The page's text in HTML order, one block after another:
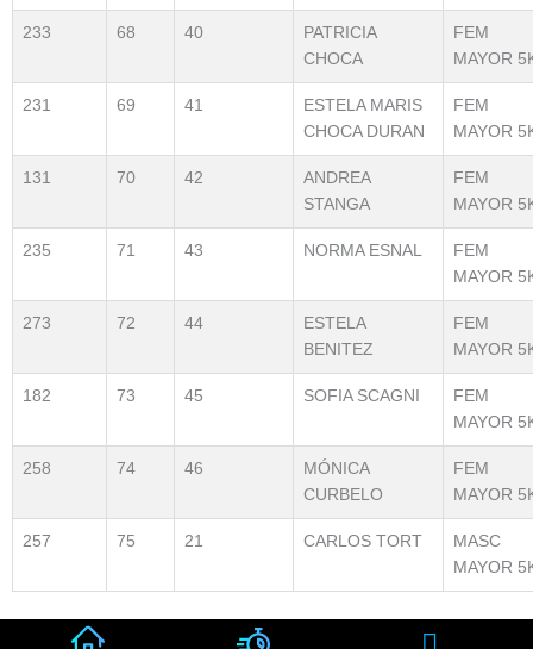
233 68 40
PATRICIA
CHOCA
FEM
MAYOR
231 69 41
ESTELA MARIS
CHOCA DURAN
FEM
MAYOR
131 70 42
ANDREA
STANGA
FEM
MAYOR
235 71 43 NORMA ESNAL
FEM
MAYOR
273 72 44
ESTELA
BENITEZ
FEM
MAYOR
182 73 45 SOFIA SCAGNI
FEM
MAYOR
258 74 46
MÓNICA
CURBELO
FEM
MAYOR
257 75 21 CARLOS TORT
MASC
MAYOR